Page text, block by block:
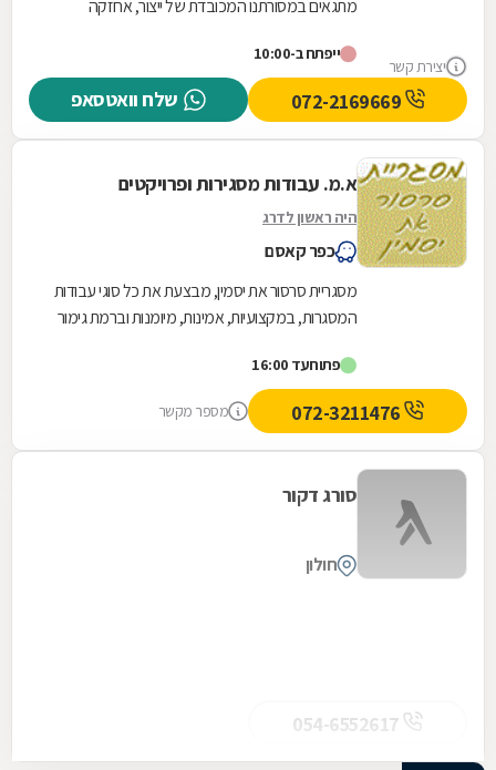
יצירת קשר
מתגאים במסורתנו המכובדת של ייצור, אחזקה
גדרות,...
ייפתח ב-10:00
שלח וואטסאפ
א.מ. עבודות מסגירות ופרויקטים
היה ראשון לדרג
כפר קאסם
מסגריית סרסור את יסמין, מבצעת את כל סוגי עבודות
המסגרות, במקצועיות, אמינות, מיומנות וברמת גימור
פתוחעד 16:00
מספר מקשר
סורג דקור
חולון